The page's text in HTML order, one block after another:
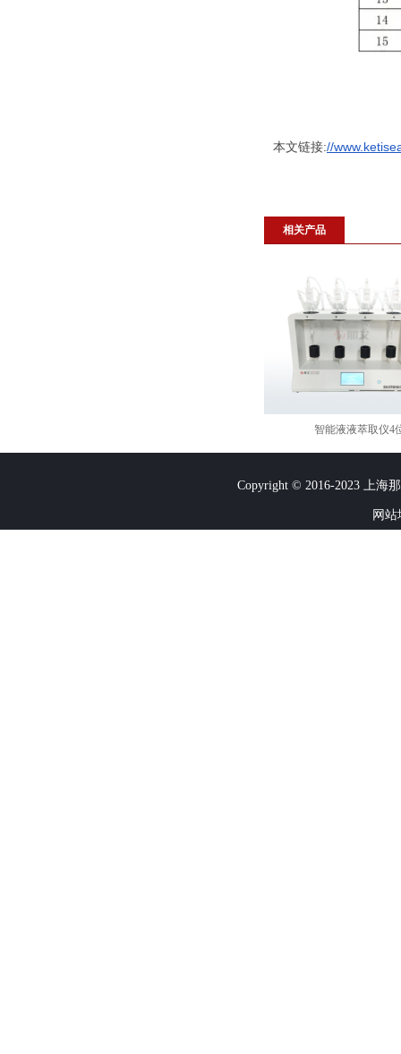
本文链接://
相关产品
智能液液萃取仪4
Copyright © 2016-2023 上海
网站